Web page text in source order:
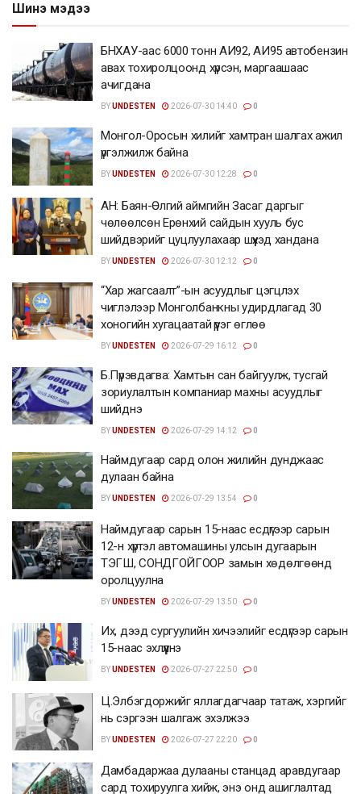
Шинэ мэдээ
БНХАУ-аас 6000 тонн АИ92, АИ95 автобензин
авах тохиролцоонд хүрсэн, маргаашаас
ачигдана
BYUNDESTEN 2026-07-30 14:40 0
Монгол-Оросын хилийг хамтран шалгах ажил
үргэлжилж байна
BYUNDESTEN 2026-07-30 12:28 0
АН: Баян-Өлгий аймгийн Засаг даргыг
чөлөөлсөн Ерөнхий сайдын хууль бус
шийдвэрийг цуцлуулахаар шүүхэд хандана
BYUNDESTEN 2026-07-30 12:12 0
“Хар жагсаалт”-ын асуудлыг цэгцлэх
чиглэлээр Монголбанкны удирдлагад 30
хоногийн хугацаатай үүрэг өглөө
BYUNDESTEN 2026-07-29 16:12 0
Б.Пүрэвдагва: Хамтын сан байгуулж, тусгай
зориулалтын компаниар махны асуудлыг
шийднэ
BYUNDESTEN 2026-07-29 14:12 0
Наймдугаар сард олон жилийн дунджаас
дулаан байна
BYUNDESTEN 2026-07-29 13:54 0
Наймдугаар сарын 15-наас есдүгээр сарын
12-н хүртэл автомашины улсын дугаарын
ТЭГШ, СОНДГОЙГООР замын хөдөлгөөнд
оролцуулна
BYUNDESTEN 2026-07-29 13:50 0
Их, дээд сургуулийн хичээлийг есдүгээр сарын
15-наас эхлүүлнэ
BYUNDESTEN 2026-07-27 22:50 0
Ц.Элбэгдоржийг яллагдагчаар татаж, хэргийг
нь сэргээн шалгаж эхэлжээ
BYUNDESTEN 2026-07-27 22:20 0
Дамбадаржаа дулааны станцад аравдугаар
сард тохируулга хийж, энэ онд ашиглалтад